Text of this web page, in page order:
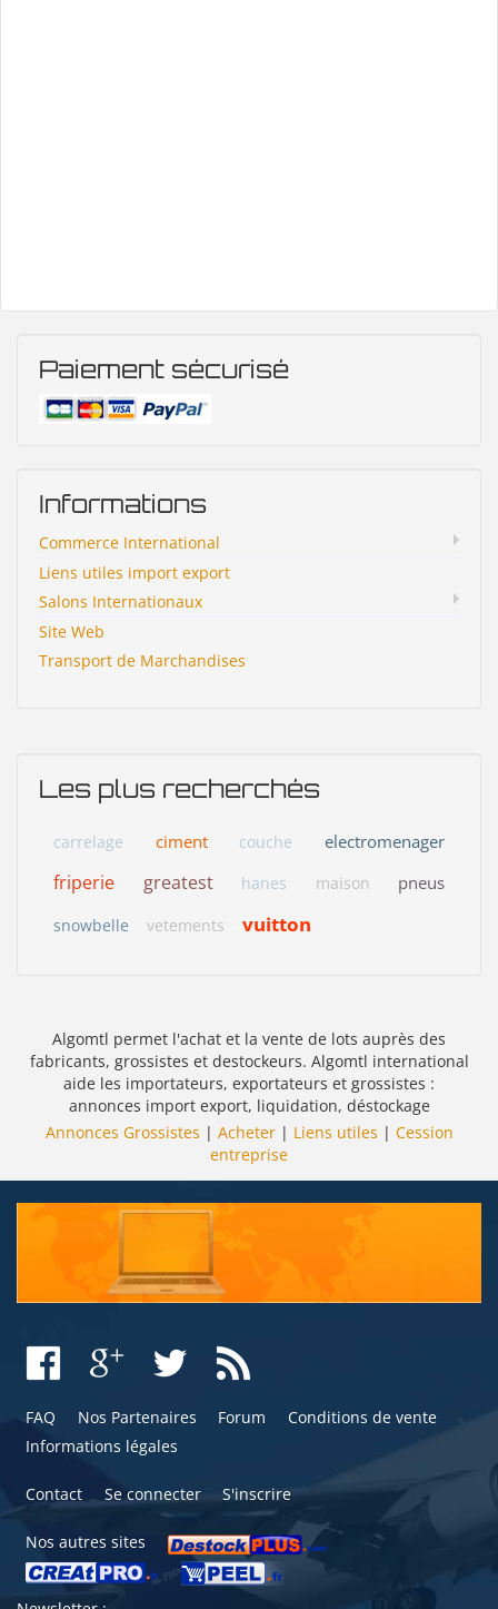
Paiement sécurisé
Informations
Commerce International
Liens utiles import export
Salons Internationaux
Site Web
Transport de Marchandises
Les plus recherchés
carrelage ciment couche electromenager
friperie greatest hanes maison pneus
snowbelle vetements vuitton
Algomtl permet l'achat et la vente de lots auprès des
fabricants, grossistes et destockeurs. Algomtl international
aide les importateurs, exportateurs et grossistes :
annonces import export, liquidation, déstockage
Annonces Grossistes | Acheter| Liens utiles | Cession
entreprise
FAQ Nos Partenaires Forum
Conditions de vente
Informations légales
Contact Se connecter S'inscrire
Nos autres sites